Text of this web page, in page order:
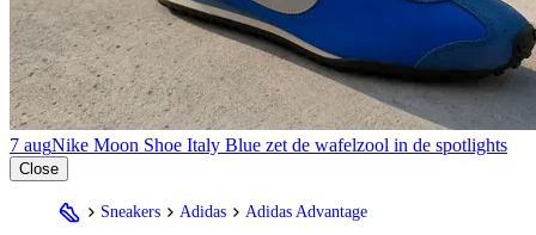
7 augNike Moon Shoe Italy Blue zet de wafelzool in de spotlights
Close
Sneakers Adidas Adidas Advantage